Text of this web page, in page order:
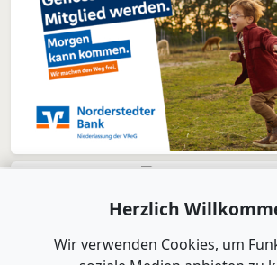
Herzlich
Wir verwenden Cookies, um